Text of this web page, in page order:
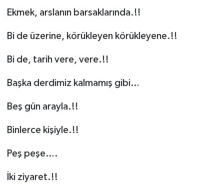
Ekmek, arslanın barsaklarında.!!
Bi de üzerine, körükleyen körükleyene.!!
Bi de, tarih vere, vere.!!
Başka derdimiz kalmamış gibi…
Beş gün arayla.!!
Binlerce kişiyle.!!
Peş peşe….
İki ziyaret.!!